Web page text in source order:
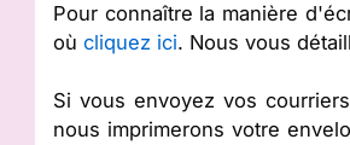
Pour connaître la manière
où cliquez ici. Nous vous
Si vous envoyez vos
nous imprimerons votre